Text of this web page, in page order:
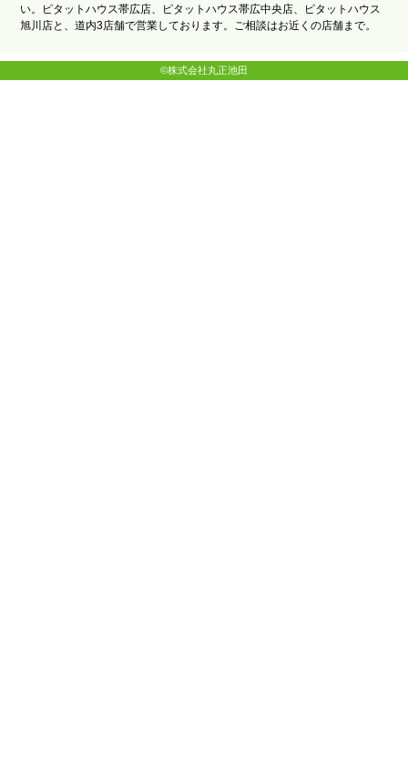
い。ピタットハウス帯広店、ピタットハウス帯広中央店、ピタットハウス
旭川店と、道内3店舗で営業しております。ご相談はお近くの店舗まで。
©株式会社丸正池田